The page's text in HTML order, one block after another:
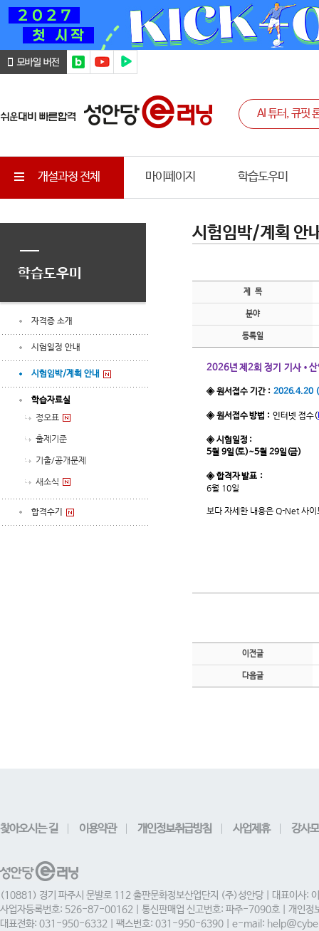
개설과정 전체 마이페이지 학습도우미
학습도우미
자격증 소개
시험일정 안내
시험임박/계획 안내
학습자료실
정오표
출제기준
기출/공개문제
새소식
합격수기
시험임박/계획 안
제 목
분야
등록일
2026년 제2회 정기 기사•산
◈ 원서접수 기간 : 2026.4.20
◈ 원서접수 방법 : 인터넷 접수(
◈ 시험일정 :
5월 9일(토)~5월 29일(금)
◈ 합격자 발표 :
6월 10일
보다 자세한 내용은 Q-Net 사
이전글
다음글
찾아오시는 길 이용약관 개인정보취급방침 사업제휴 강사
(10881) 경기 파주시 문발로 112 출판문화정보산업단지 (주)성안당 | 대표이사:
사업자등록번호: 526-87-00162 | 통신판매업 신고번호: 파주-7090호 | 개인정
대표전화: 031-950-6332 | 팩스번호: 031-950-6390 | e-mail: